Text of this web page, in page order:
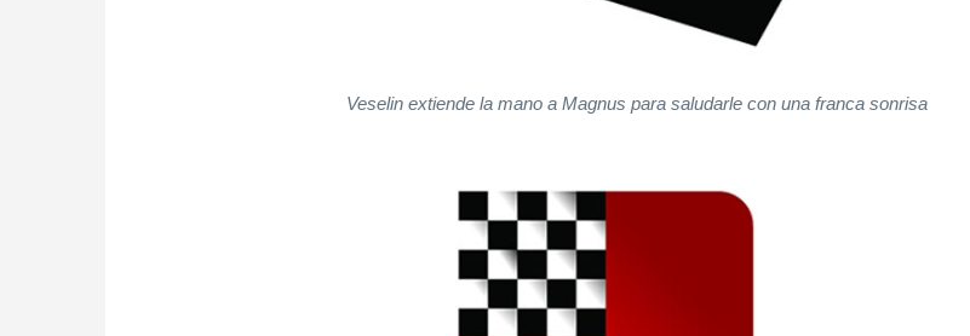
Veselin extiende la mano a Magnus para saludarle con una franca sonrisa